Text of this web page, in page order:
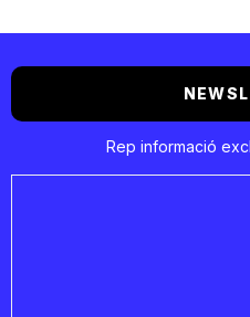
Rep informació